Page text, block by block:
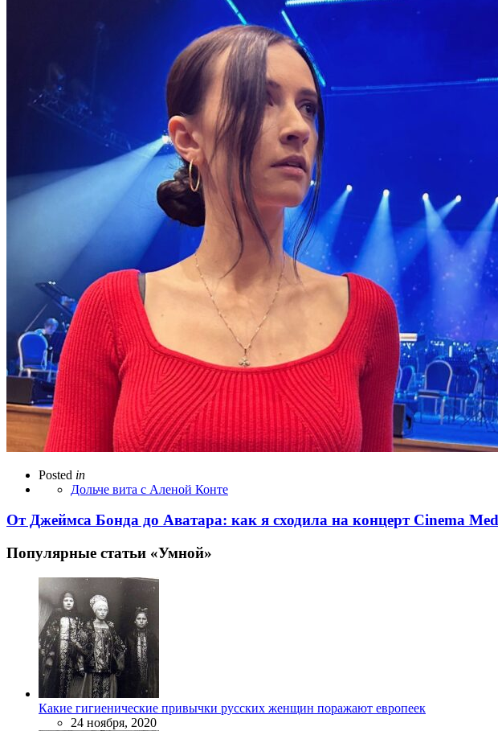
Posted in
Дольче вита с Аленой Конте
От Джеймса Бонда до Аватара: как я сходила на концерт Cinema
Популярные статьи «Умной»
Какие гигиенические привычки русских женщин поражают европеек
24 ноября, 2020